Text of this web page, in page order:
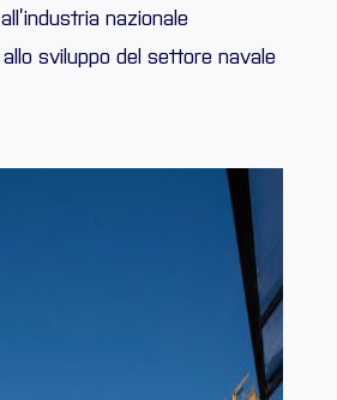
nazionale
allo sviluppo del settore navale